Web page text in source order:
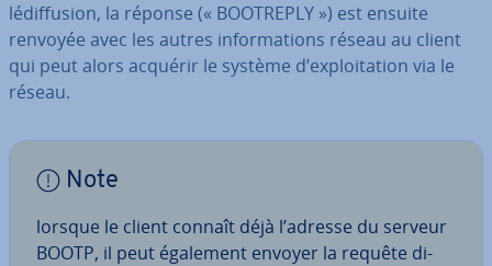
lé­dif­fu­sion, la réponse (« BOOTREPLY ») est ensuite
renvoyée avec les autres in­for­ma­tions réseau au client
qui peut alors acquérir le système d’ex­ploi­ta­tion via le
réseau.
Note
lorsque le client connaît déjà l’adresse du serveur
BOOTP, il peut également envoyer la requête di­